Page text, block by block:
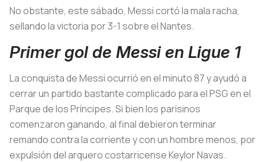
No obstante, este sábado, Messi cortó la mala racha,
sellando la victoria por 3-1 sobre el Nantes.
Primer gol de Messi en Ligue 1
La conquista de Messi ocurrió en el minuto 87 y ayudó a
cerrar un partido bastante complicado para el PSG en el
Parque de los Príncipes. Si bien los parisinos
comenzaron ganando, al final debieron terminar
remando contra la corriente y con un hombre menos, por
expulsión del arquero costarricense Keylor Navas.